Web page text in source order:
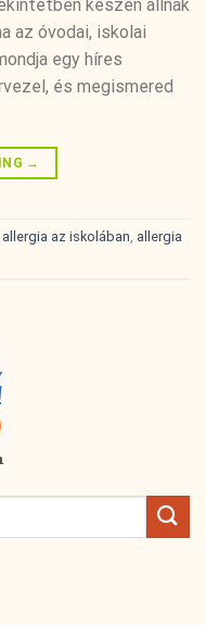
készen állnak
az óvodai, iskolai
egy híres
és megismered
→
allergia az iskolában, allergia